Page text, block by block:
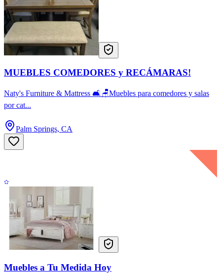
MUEBLES COMEDORES y RECÁMARAS!
Naty's Furniture & Mattress 🛋️🪑Muebles para comedores y salas
por cat...
Palm Springs, CA
Muebles a Tu Medida Hoy